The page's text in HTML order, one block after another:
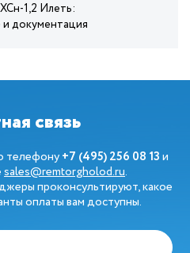
1,2 Илеть:
и документация
связь
телефону+7 (495) 256 08 13и
sales@remtorgholod.ru.
проконсультируют, какое
оплаты вам доступны.